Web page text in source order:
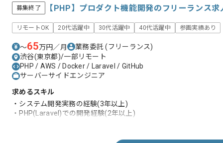
募集終了 【PHP】プロダクト機能開発のフリーランス求
リモートOK 20代活躍中 30代活躍中 40代活躍中 参画実績あり
〜65万円／月 業務委託(フリーランス)
渋谷(東京都)/一部リモート
PHP / AWS / Docker / Laravel / GitHub
サーバーサイドエンジニア
求めるスキル
・システム開発実務の経験(3年以上)
・PHP(Laravel)での開発経験(2年以上)